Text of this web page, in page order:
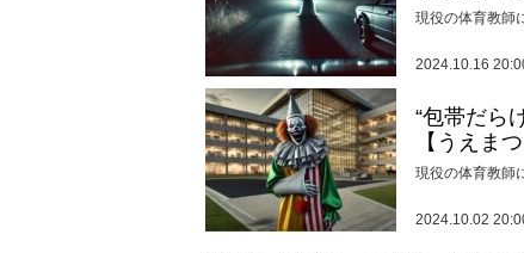
現役の体育教師
2024.10.16
“包帯だら
【うえま
現役の体育教師
2024.10.02